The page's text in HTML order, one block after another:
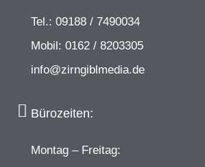
Tel.: 09188 / 7490034
Mobil: 0162 / 8203305
info@zirngiblmedia.de
Bürozeiten:
Montag – Freitag: